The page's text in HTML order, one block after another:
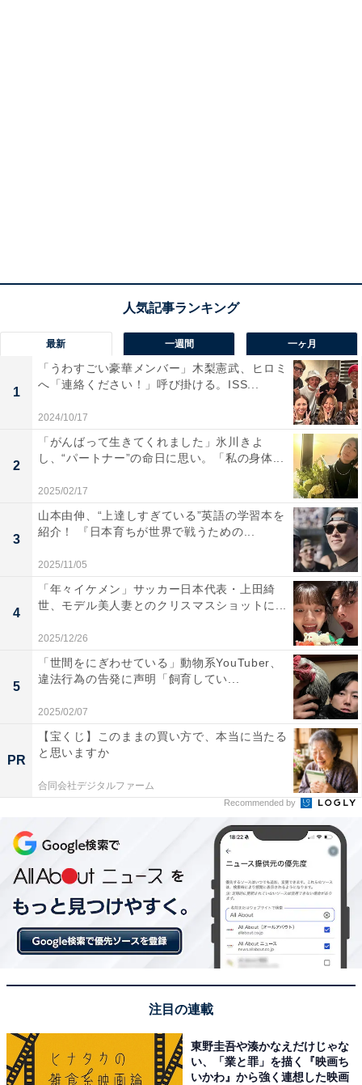
最新 一週間 一ヶ月
1
「うわすごい豪華メンバー」木梨憲武、ヒロミ
へ「連絡ください！」呼び掛ける。ISS...
2024/10/17
2
「がんばって生きてくれました」氷川きよ
し、“パートナー”の命日に思い。「私の身体...
2025/02/17
3
山本由伸、“上達しすぎている”英語の学習本を
紹介！ 『日本育ちが世界で戦うための...
2025/11/05
4
「年々イケメン」サッカー日本代表・上田綺
世、モデル美人妻とのクリスマスショットに...
2025/12/26
5
「世間をにぎわせている」動物系YouTuber、
違法行為の告発に声明「飼育してい...
2025/02/07
PR
【宝くじ】このままの買い方で、本当に当たる
と思いますか
合同会社デジタルファーム
Recommended by
注目の連載
東野圭吾や湊かなえだけじゃな
い、「業と罪」を描く『映画ち
いかわ』から強く連想した映画